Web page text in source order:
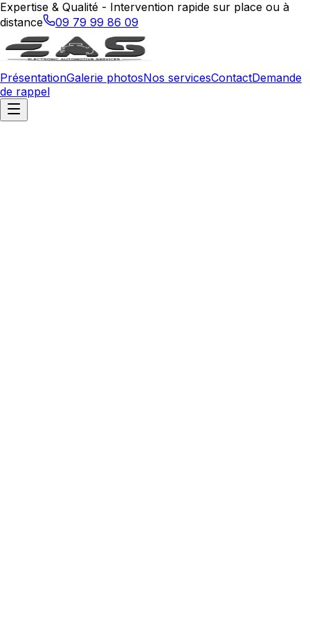
Expertise & Qualité - Intervention rapide sur place ou à
distance
09 79 99 86 09
PrésentationGalerie photosNos servicesContactDemande
de rappel